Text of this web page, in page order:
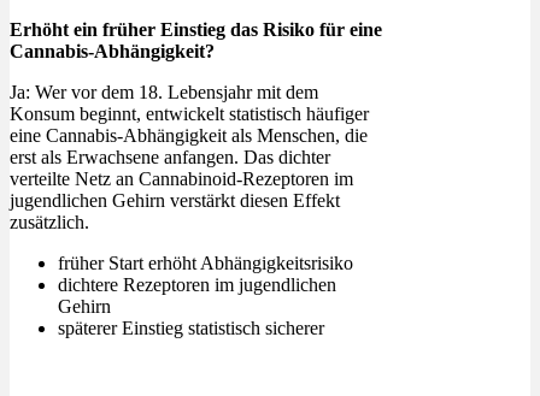
Erhöht ein früher Einstieg das Risiko für eine
Cannabis-Abhängigkeit?
Ja: Wer vor dem 18. Lebensjahr mit dem
Konsum beginnt, entwickelt statistisch häufiger
eine Cannabis-Abhängigkeit als Menschen, die
erst als Erwachsene anfangen. Das dichter
verteilte Netz an Cannabinoid-Rezeptoren im
jugendlichen Gehirn verstärkt diesen Effekt
zusätzlich.
früher Start erhöht Abhängigkeitsrisiko
dichtere Rezeptoren im jugendlichen
Gehirn
späterer Einstieg statistisch sicherer